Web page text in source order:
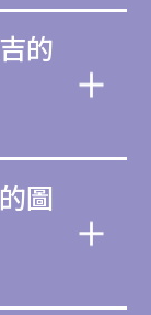
的
圖